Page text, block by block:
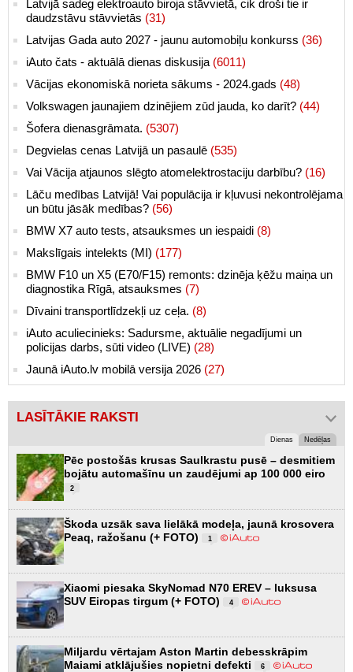
Latvijā sadeg elektroauto biroja stāvvietā, cik droši tie ir
daudzstāvu stāvvietās (31)
Latvijas Gada auto 2027 - jaunu automobiļu konkurss (36)
iAuto čats - aktuālā dienas diskusija (6011)
Vācijas ekonomiskā norieta sākums - 2024.gads (48)
Volkswagen jaunajiem dzinējiem zūd jauda, ko darīt? (44)
Šofera dienasgrāmata. (5307)
Degvielas cenas Latvijā un pasaulē (535)
Vai Vācija atjaunos slēgto atomelektrostaciju darbību? (16)
Lāču medības Latvijā! Vai populācija ir kļuvusi nekontrolējama
un būtu jāsāk medības? (56)
BMW X7 auto tests, atsauksmes un iespaidi (8)
Makslīgais intelekts (MI) (177)
BMW F10 un X5 (E70/F15) remonts: dzinēja ķēžu maiņa un
diagnostika Rīgā, atsauksmes (7)
Dīvaini transportlīdzekļi uz ceļa. (8)
iAuto aculiecinieks: Sadursme, aktuālie negadījumi un
policijas darbs, sūti video (LIVE) (28)
Jaunā iAuto.lv mobilā versija 2026 (27)
LASĪTĀKIE RAKSTI
Dienas Nedēļas
Pēc postošās krusas Saulkrastu pusē – desmitiem
bojātu automašīnu un zaudējumi ap 100 000 eiro
2
Škoda uzsāk sava lielākā modeļa, jaunā krosovera
Peaq, ražošanu (+ FOTO)
1
Xiaomi piesaka SkyNomad N70 EREV – luksusa
SUV Eiropas tirgum (+ FOTO)
4
Miljardu vērtajam Aston Martin debesskrāpim
Maiami atklājušies nopietni defekti
6